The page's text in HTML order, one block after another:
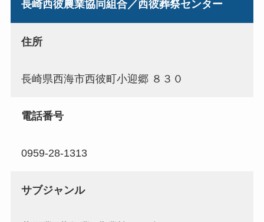
長崎西彼農業協同組合／西彼葬祭センター
住所
長崎県西海市西彼町小迎郷 ８３０
電話番号
0959-28-1313
サブジャンル